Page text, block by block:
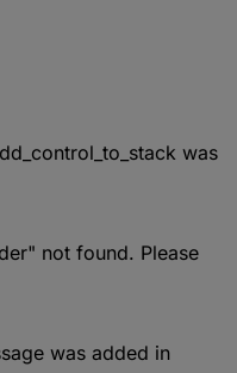
was
not found. Please
was added in